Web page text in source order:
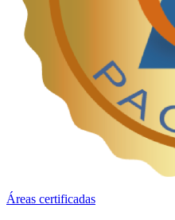
Áreas certificadas